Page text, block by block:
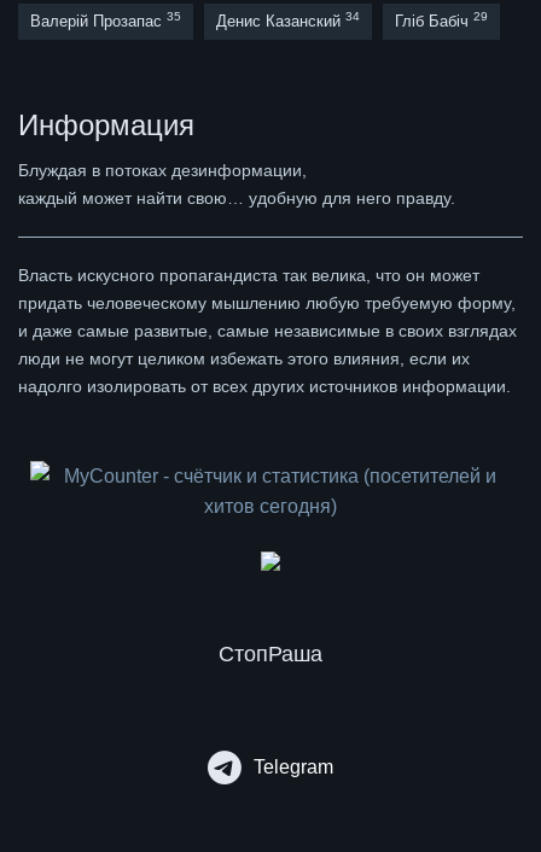
Валерій Прозапас 35 Денис Казанский 34 Гліб Бабіч 29
Информация
Блуждая в потоках дезинформации,
каждый может найти свою… удобную для него правду.
Власть искусного пропагандиста так велика, что он может
придать человеческому мышлению любую требуемую форму,
и даже самые развитые, самые независимые в своих взглядах
люди не могут целиком избежать этого влияния, если их
надолго изолировать от всех других источников информации.
СтопРаша
Telegram